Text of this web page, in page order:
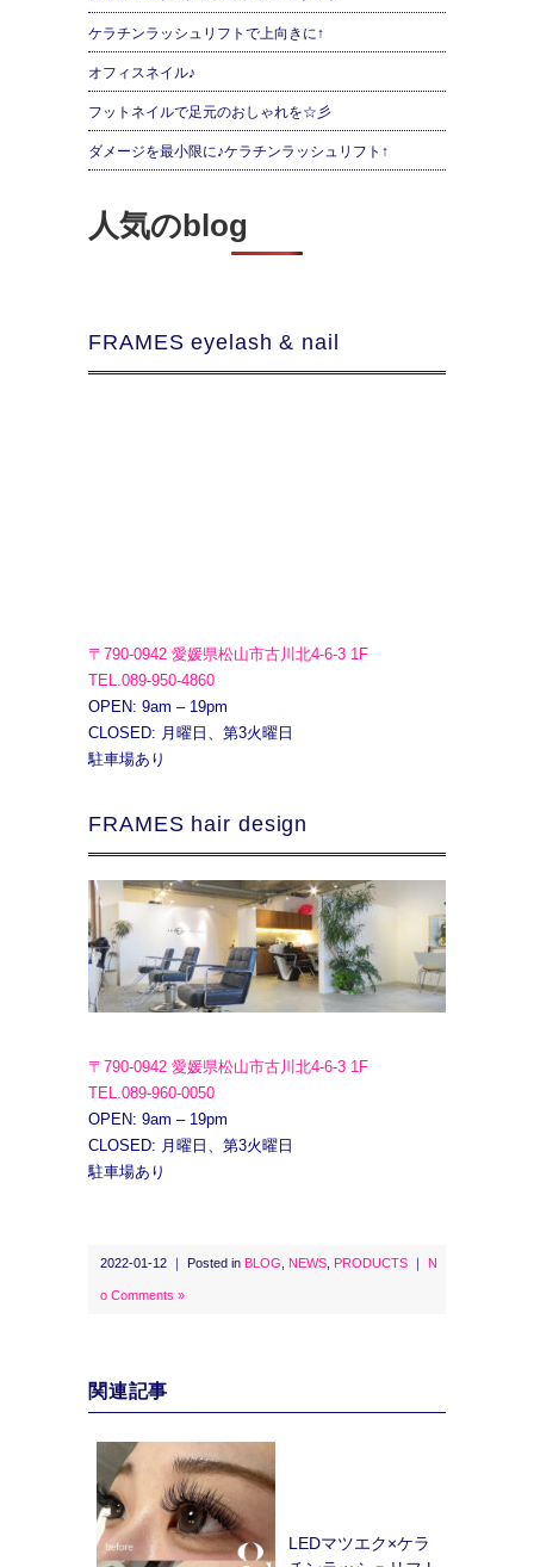
ケラチンラッシュリフトで上向きに↑
オフィスネイル♪
フットネイルで足元のおしゃれを☆彡
ダメージを最小限に♪ケラチンラッシュリフト↑
人気のblog
FRAMES eyelash & nail
〒790-0942 愛媛県松山市古川北4-6-3 1F
TEL.089-950-4860
OPEN: 9am – 19pm
CLOSED: 月曜日、第3火曜日
駐車場あり
FRAMES hair design
〒790-0942 愛媛県松山市古川北4-6-3 1F
TEL.089-960-0050
OPEN: 9am – 19pm
CLOSED: 月曜日、第3火曜日
駐車場あり
2022-01-12 ｜ Posted in BLOG NEWS PRODUCTS ｜ N
o Comments »
関連記事
LEDマツエク×ケラ